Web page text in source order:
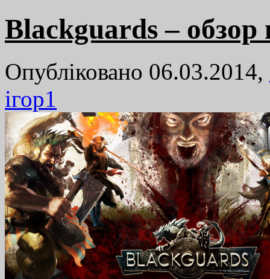
Blackguards –
Опубліковано 06.03.2014,
ігор1